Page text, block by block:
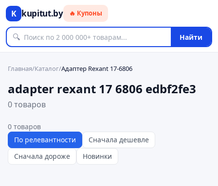
K kupitut.by 🔥 Купоны
🔍 Найти
Главная/Каталог/Адаптер Rexant 17-6806
adapter rexant 17 6806 edbf2fe3
0 товаров
0 товаров
По релевантности
Сначала дешевле
Сначала дороже
Новинки